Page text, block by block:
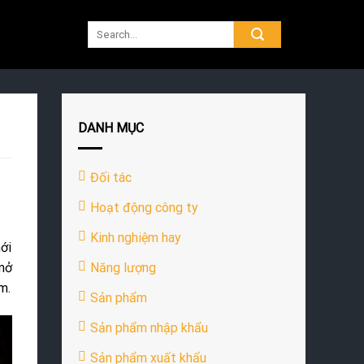
DANH MỤC
Đối tác
Hoạt động công ty
Kinh nghiệm hay
Năng lượng
Sản phẩm
Sản phẩm nhập khẩu
Sản phẩm xuất khẩu